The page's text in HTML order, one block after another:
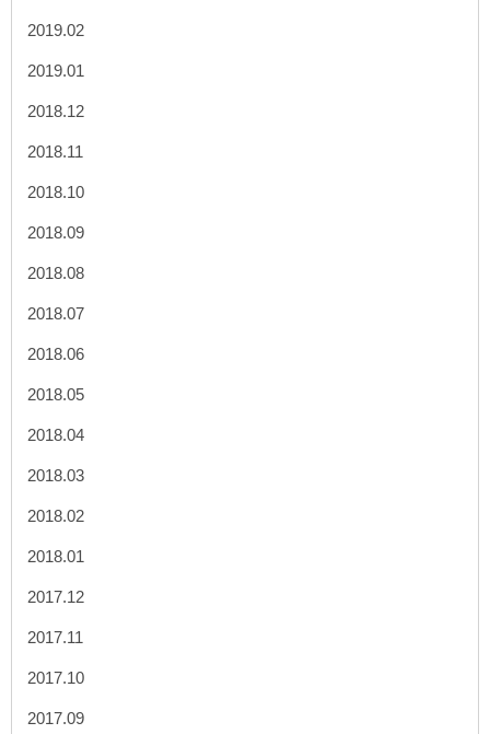
2019.02
2019.01
2018.12
2018.11
2018.10
2018.09
2018.08
2018.07
2018.06
2018.05
2018.04
2018.03
2018.02
2018.01
2017.12
2017.11
2017.10
2017.09